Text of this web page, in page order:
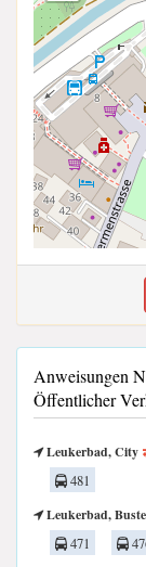
Anweisungen
Öffentlicher
Leukerbad, City
481
Leukerbad,
471